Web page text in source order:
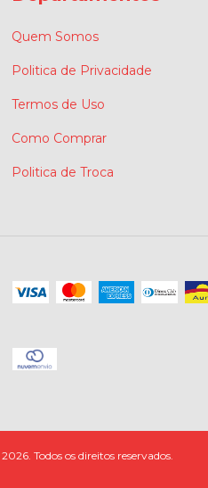
Quem Somos
Politica de Privacidade
Termos de Uso
Como Comprar
Politica de Troca
Todos os direitos reservados.